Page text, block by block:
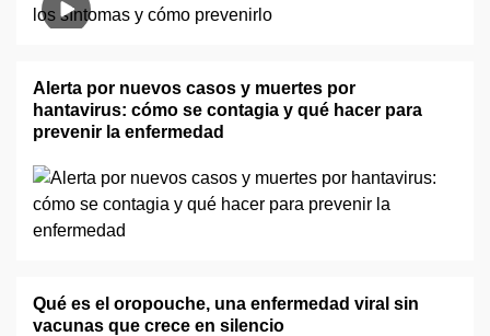
Alerta por nuevos casos y muertes por
hantavirus: cómo se contagia y qué hacer para
prevenir la enfermedad
Qué es el oropouche, una enfermedad viral sin
vacunas que crece en silencio